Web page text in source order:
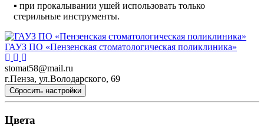
▪ при прокалывании ушей использовать только
стерильные инструменты.
ГАУЗ ПО «Пензенская стоматологическая поликлиника»
stomat58@mail.ru
г.Пенза, ул.Володарского, 69
Сбросить настройки
Цвета